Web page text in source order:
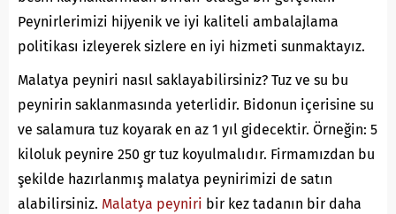
Peynirlerimizi hijyenik ve iyi kaliteli ambalajlama
politikası izleyerek sizlere en iyi hizmeti sunmaktayız.
Malatya peyniri nasıl saklayabilirsiniz? Tuz ve su bu
peynirin saklanmasında yeterlidir. Bidonun içerisine su
ve salamura tuz koyarak en az 1 yıl gidecektir. Örneğin: 5
kiloluk peynire 250 gr tuz koyulmalıdır. Firmamızdan bu
şekilde hazırlanmış malatya peynirimizi de satın
alabilirsiniz. Malatya peyniri bir kez tadanın bir daha